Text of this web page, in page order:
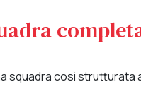
squadra così strutturata